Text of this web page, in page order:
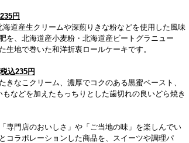
円
道産生クリームや深煎りきな粉などを使用した風味
を、北海道産小麦粉・北海道産ビートグラニュー
地で巻いた和洋折衷ロールケーキです。
込235円
なこクリーム、濃厚でコクのある黒蜜ペースト、
などを加えたもっちりとした歯切れの良いどら焼き
専門店のおいしさ」や「ご当地の味」を楽しんでい
コラボレーションした商品を、スイーツや調理パ